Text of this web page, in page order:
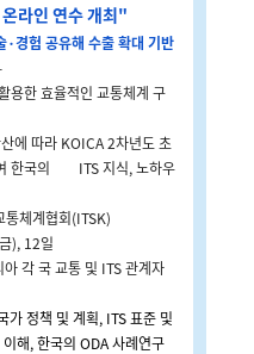
라인 연수 개최"
경험 공유해 수출 확대 기반
용한 효율적인 교통체계 구
에 따라 KOICA 2차년도 초
여 한국의 ITS 지식, 노하우
체계협회(ITSK)
), 12일
각 국 교통 및 ITS 관계자
가 정책 및 계획, ITS 표준 및
해, 한국의 ODA 사례연구